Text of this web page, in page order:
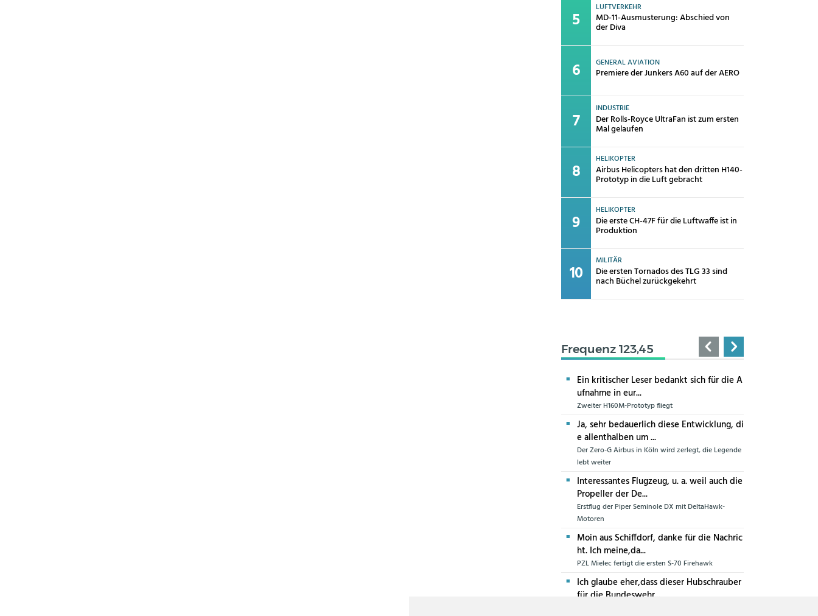
LUFTVERKEHR
MD-11-Ausmusterung: Abschied von
der Diva
GENERAL AVIATION
Premiere der Junkers A60 auf der AERO
INDUSTRIE
Der Rolls-Royce UltraFan ist zum ersten
Mal gelaufen
HELIKOPTER
Airbus Helicopters hat den dritten H140-
Prototyp in die Luft gebracht
HELIKOPTER
Die erste CH-47F für die Luftwaffe ist in
Produktion
MILITÄR
Die ersten Tornados des TLG 33 sind
nach Büchel zurückgekehrt
Frequenz 123,45
Ein kritischer Leser bedankt sich für die A
ufnahme in eur...
Zweiter H160M-Prototyp fliegt
Ja, sehr bedauerlich diese Entwicklung, di
e allenthalben um ...
Der Zero-G Airbus in Köln wird zerlegt, die Legende
lebt weiter
Interessantes Flugzeug, u. a. weil auch die
Propeller der De...
Erstflug der Piper Seminole DX mit DeltaHawk-
Motoren
Moin aus Schiffdorf, danke für die Nachric
ht. Ich meine,da...
PZL Mielec fertigt die ersten S-70 Firehawk
Ich glaube eher,dass dieser Hubschrauber
für die Bundeswehr...